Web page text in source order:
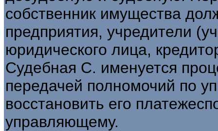
собственник имущества
предприятия, учредители
юридического лица,
Судебная С. именуется
передачей полномочий по
восстановить его
управляющему.